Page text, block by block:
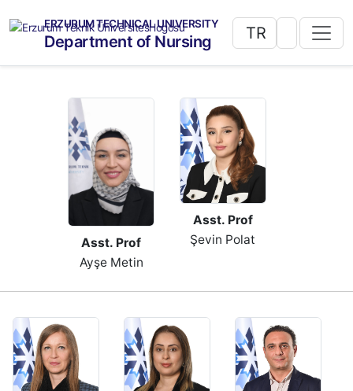
ERZURUM TECHNICAL UNIVERSITY
Department of Nursing TR
Asst. Prof
Ayşe Metin
Asst. Prof
Şevin Polat